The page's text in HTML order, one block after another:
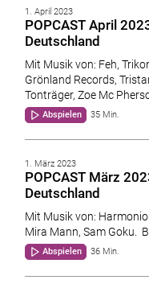
1. April 2023
POPCAST April
Deutschland
Mit Musik von: Feh,
Grönland Records,
Tonträger, Zoe Mc
Abspielen 35 Min.
1. März 2023
POPCAST März
Deutschland
Mit Musik von:
Mira Mann, Sam Goku.
Abspielen 36 Min.